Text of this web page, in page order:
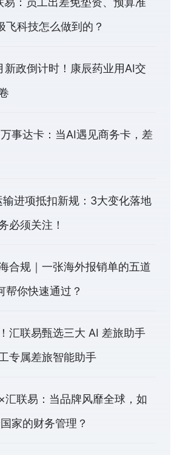
飞科技怎么做到的？
新政倒计时！康辰药业用AI交
事达卡：当AI遇见商务卡，差
进项抵扣新规：3大变化落地
必须关注！
合规｜一张海外报销单的五道
帮你快速通过？
汇联易甄选三大 AI 差旅助手
专属差旅智能助手
汇联易：当品牌风靡全球，如
家的财务管理？